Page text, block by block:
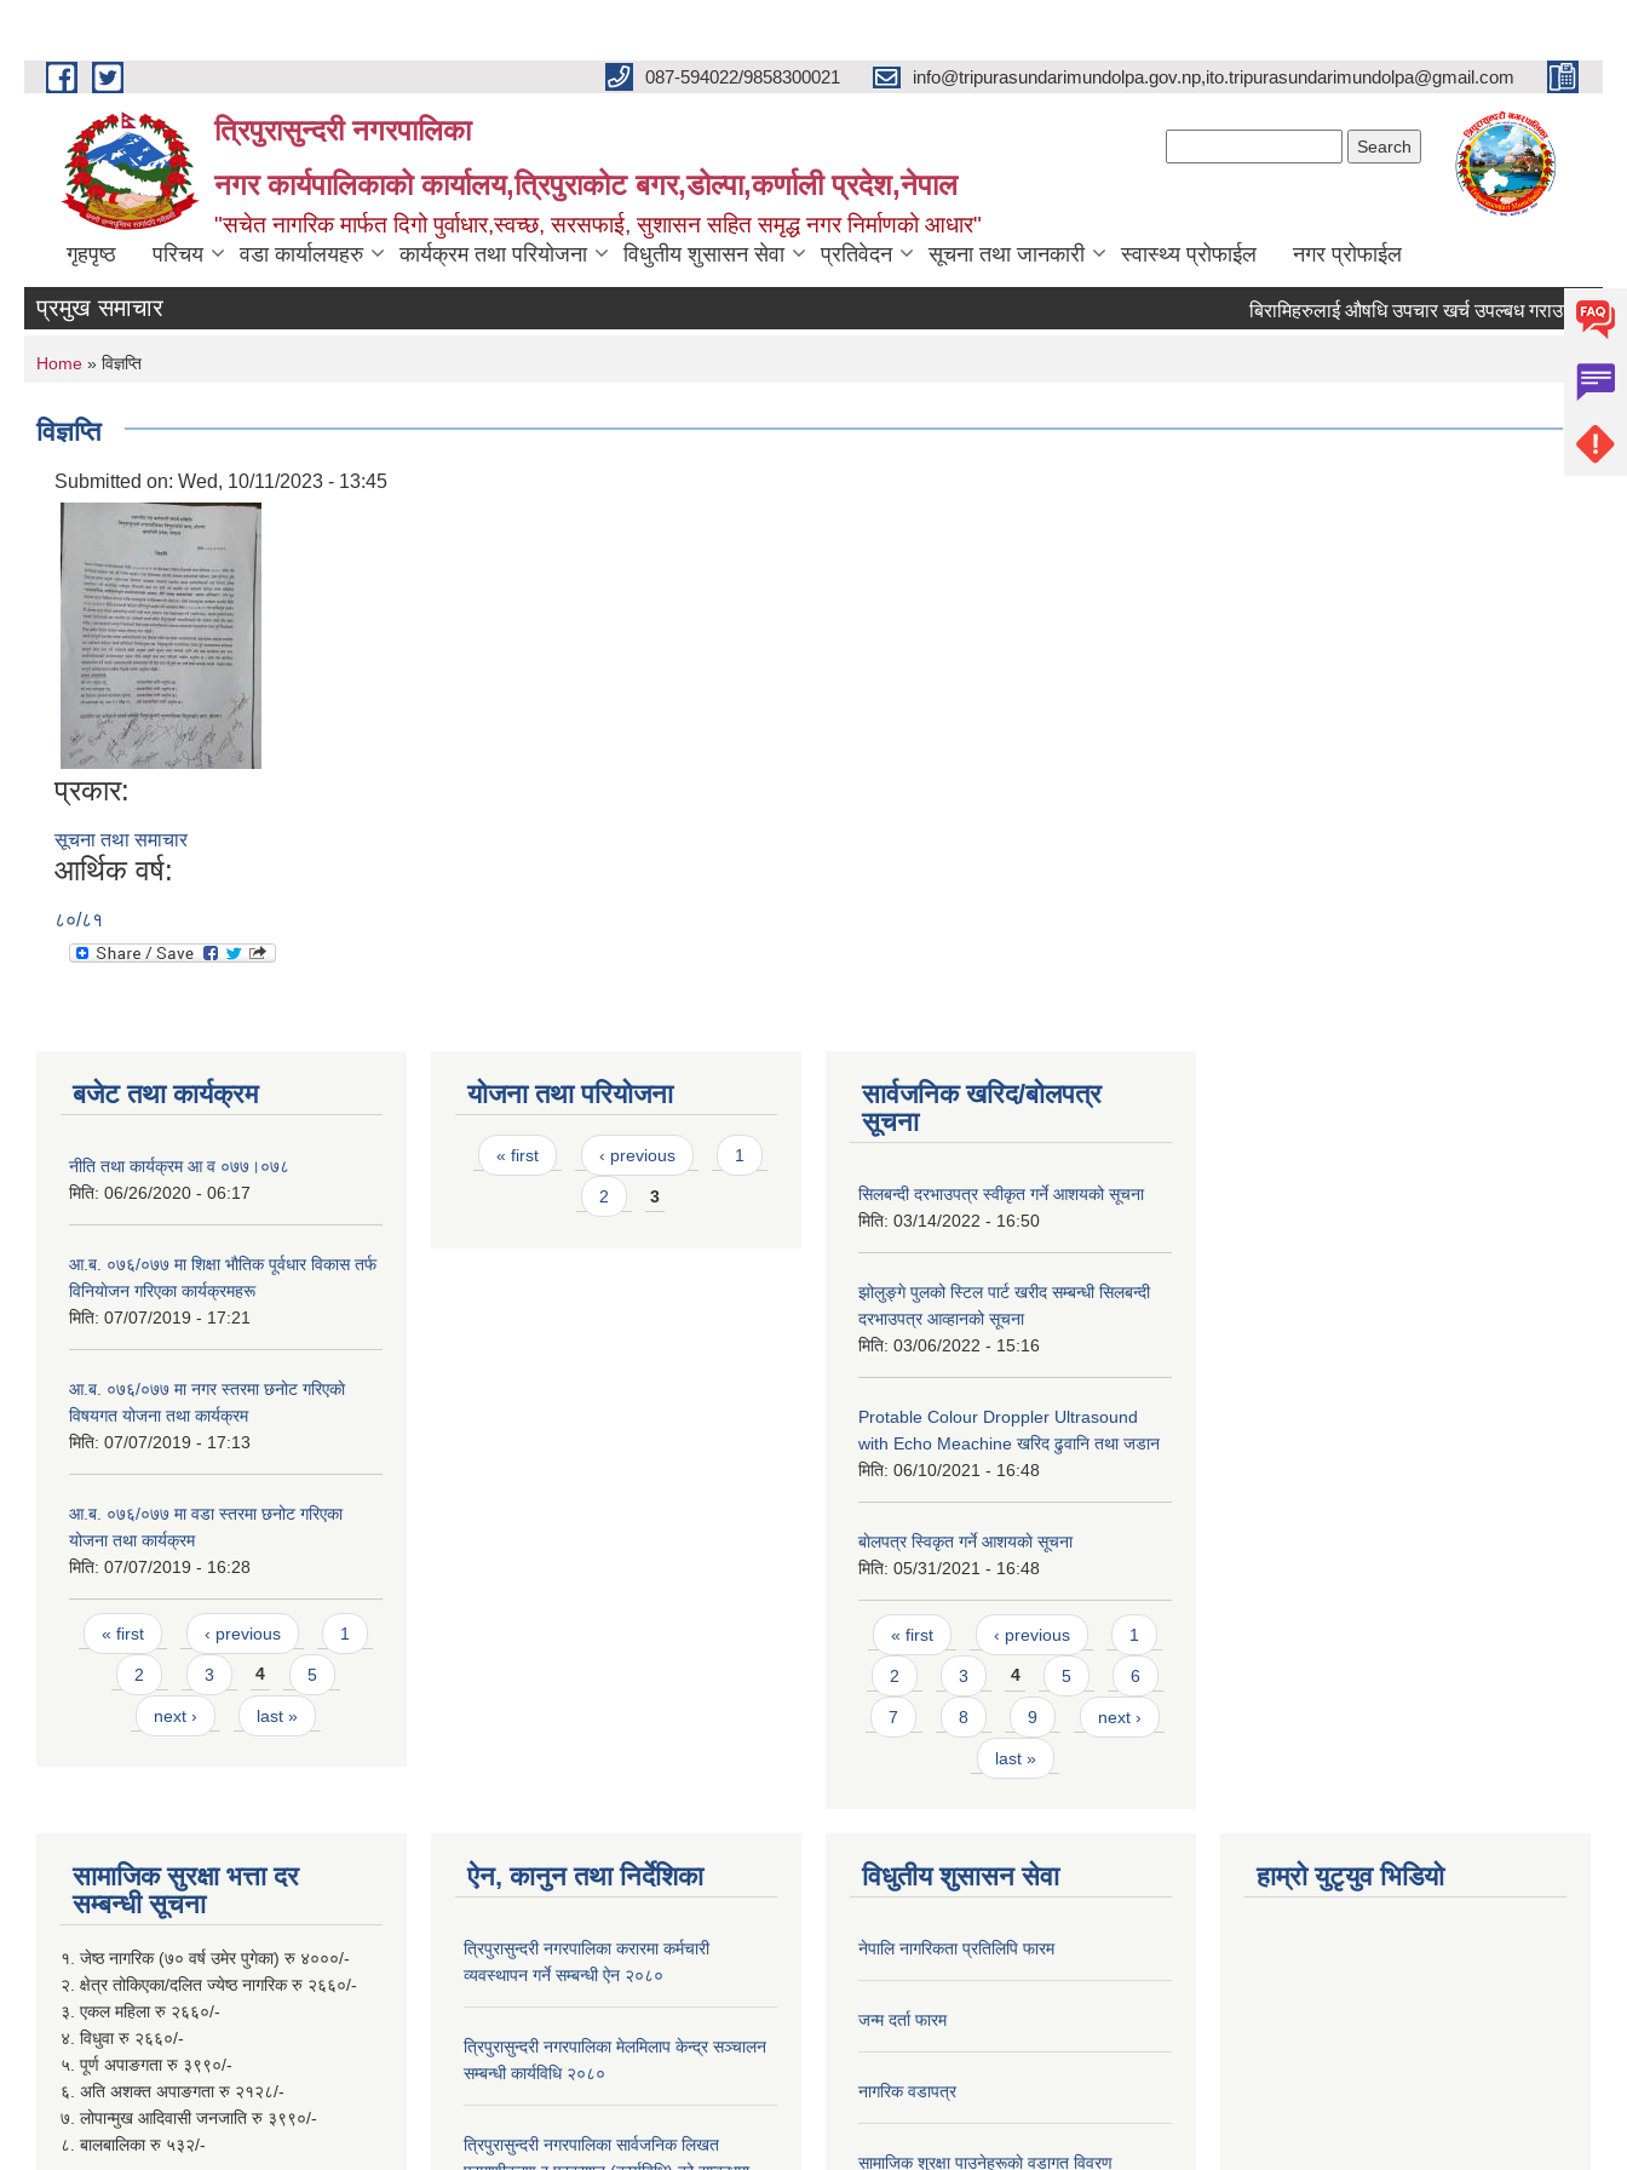
Skip to main content 087-594022/9858300021 info@tripurasundarimundolpa.gov.np,ito.tripurasundarimundolpa@gmail.com
त्रिपुरासुन्दरी नगरपालिका
नगर कार्यपालिकाको कार्यालय,त्रिपुराकोट बगर,डोल्पा,कर्णाली प्रदेश,नेपाल
"सचेत नागरिक मार्फत दिगो पुर्वाधार,स्वच्छ, सरसफाई, सुशासन सहित समृद्ध नगर निर्माणको आधार"
गृहपृष्ठ परिचय वडा कार्यालयहरु कार्यक्रम तथा परियोजना विधुतीय शुसासन सेवा प्रतिवेदन सूचना तथा जानकारी स्वास्थ्य प्रोफाईल नगर प्रोफाईल
प्रमुख समाचार बिरामिहरुलाई ‍‌औषधि उपचार खर्च उपल्बध गराउने सम्बन्धी
You are here
Home » विज्ञप्ति
विज्ञप्ति
Submitted on: Wed, 10/11/2023 - 13:45
प्रकार:
सूचना तथा समाचार
आर्थिक वर्ष:
८०/८१
बजेट तथा कार्यक्रम
नीति तथा कार्यक्रम आ‍ व ०७७।०७८
मिति: 06/26/2020 - 06:17
आ.ब. ०७६/०७७ मा शिक्षा भाैतिक पूर्वधार विकास तर्फ
विनियाेजन गरिएका कार्यक्रमहरू
मिति: 07/07/2019 - 17:21
आ.ब. ०७६/०७७ मा नगर स्तरमा छनोट गरिएकाे
विषयगत योजना तथा कार्यक्रम
मिति: 07/07/2019 - 17:13
आ.ब. ०७६/०७७ मा वडा स्तरमा छनोट गरिएका
योजना तथा कार्यक्रम
मिति: 07/07/2019 - 16:28
Pages
« first ‹ previous 1
2 3 4 5
next › last »
योजना तथा परियोजना
Pages
« first ‹ previous 1
2 3
सार्वजनिक खरिद/बोलपत्र
सूचना
सिलबन्दी दरभाउपत्र स्वीकृत गर्ने आशयको सूचना
मिति: 03/14/2022 - 16:50
झोलुङ्गे पुलको स्टिल पार्ट खरीद सम्बन्धी सिलबन्दी
दरभाउपत्र आव्हानको सूचना
मिति: 03/06/2022 - 15:16
Protable Colour Droppler Ultrasound
with Echo Meachine खरिद ढुवानि तथा जडान
मिति: 06/10/2021 - 16:48
बाेलपत्र स्विकृत गर्ने आशयकाे सूचना
मिति: 05/31/2021 - 16:48
Pages
« first ‹ previous 1
2 3 4 5 6
7 8 9 next ›
last »
सामाजिक सुरक्षा भत्ता दर
सम्बन्धी सूचना
१. जेष्ठ नागरिक (७० वर्ष उमेर पुगेका) रु ४०००/-
२. क्षेत्र तोकिएका/दलित ज्येष्ठ नागरिक रु २६६०/-
३. एकल महिला रु २६६०/-
४. विधुवा रु २६६०/-
५. पूर्ण अपाङगता रु ३९९०/-
६. अति अशक्त अपाङगता रु २१२८/-
७. लोपान्मुख आदिवासी जनजाति रु ३९९०/-
८. बालबालिका रु ५३२/-
ऐन, कानुन तथा निर्देशिका
त्रिपुरासुन्दरी नगरपालिका करारमा कर्मचारी
व्यवस्थापन गर्ने सम्बन्धी ऐन २०८०
त्रिपुरासुन्दरी नगरपालिका मेलमिलाप केन्द्र सञ्चालन
सम्बन्धी कार्यविधि २०८०
त्रिपुरासुन्दरी नगरपालिका सार्वजनिक लिखत
विधुतीय शुसासन सेवा
नेपालि नागरिकता प्रतिलिपि फारम
जन्म दर्ता फारम
नागरिक वडापत्र
सामाजिक शुरक्षा पाउनेहरूकाे वडागत विवरण
हाम्राे युटृयुव भिडियाे